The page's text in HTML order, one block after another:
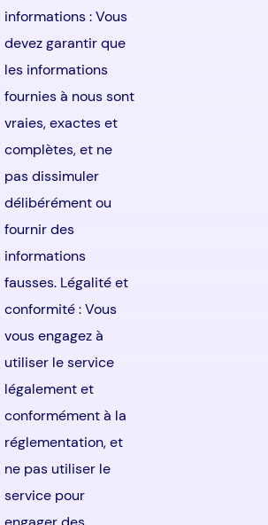
informations : Vous
devez garantir que
les informations
fournies à nous sont
vraies, exactes et
complètes, et ne
pas dissimuler
délibérément ou
fournir des
informations
fausses. Légalité et
conformité : Vous
vous engagez à
utiliser le service
légalement et
conformément à la
réglementation, et
ne pas utiliser le
service pour